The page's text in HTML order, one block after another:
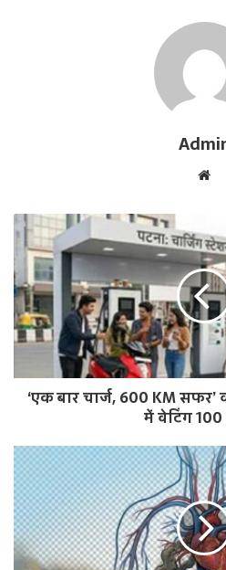
s
i
t
e
‘एक बार चार्ज, 600 KM सफर’
में वेटिंग